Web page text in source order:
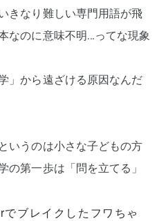
きなり難しい専門用語が飛
なのに意味不明…ってな現象
」から遠ざける原因なんだ
いうのは小さな子どもの方
の第一歩は「問を立てる」
でブレイクしたフワちゃ